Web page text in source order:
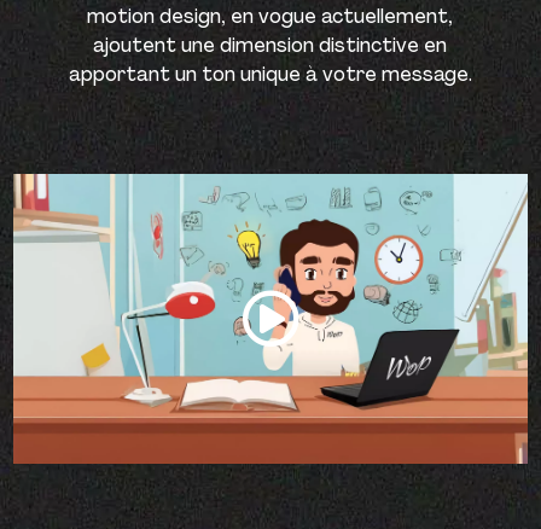
motion design, en vogue actuellement,
ajoutent une dimension distinctive en
apportant un ton unique à votre message.